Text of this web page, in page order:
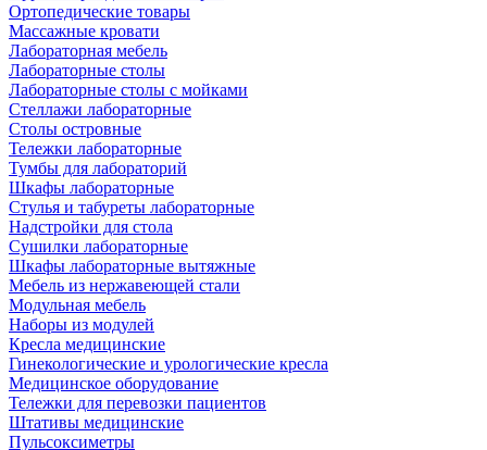
Ортопедические товары
Массажные кровати
Лабораторная мебель
Лабораторные столы
Лабораторные столы с мойками
Стеллажи лабораторные
Столы островные
Тележки лабораторные
Тумбы для лабораторий
Шкафы лабораторные
Стулья и табуреты лабораторные
Надстройки для стола
Сушилки лабораторные
Шкафы лабораторные вытяжные
Мебель из нержавеющей стали
Модульная мебель
Наборы из модулей
Кресла медицинские
Гинекологические и урологические кресла
Медицинское оборудование
Тележки для перевозки пациентов
Штативы медицинские
Пульсоксиметры